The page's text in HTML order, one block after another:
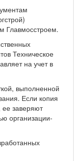
Главмосстроем.
Техническое
на учет в
выполненной
Если копия
заверяют
организации-